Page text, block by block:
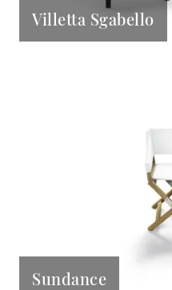
Villetta Sgabello
Sundance